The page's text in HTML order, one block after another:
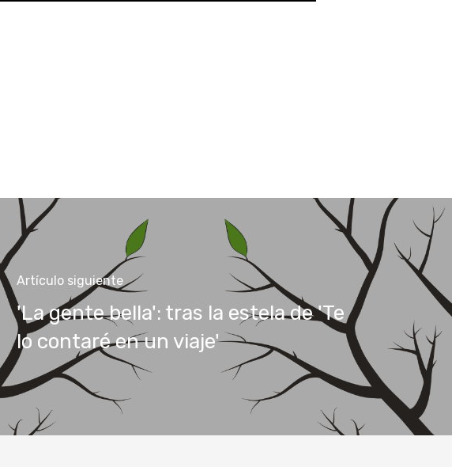
Artículo siguiente
'La gente bella': tras la estela de 'Te
lo contaré en un viaje'